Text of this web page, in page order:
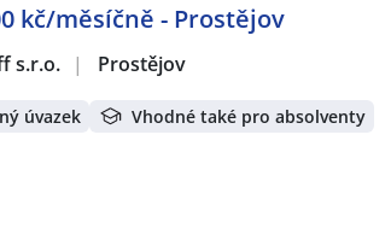
kč/měsíčně - Prostějov
s.r.o. | Prostějov
úvazek Vhodné také pro absolventy